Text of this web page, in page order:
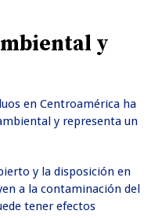
y
en Centroamérica ha
y representa un
y la disposición en
a la contaminación del
tener efectos